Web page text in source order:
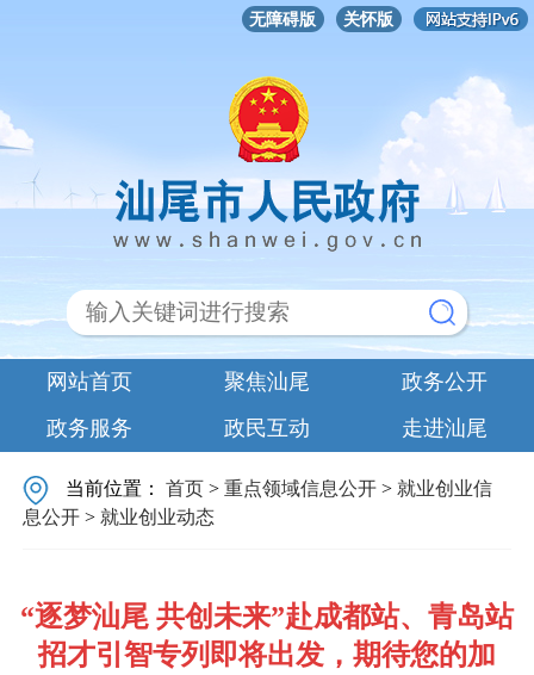
无障碍版 关怀版
网站首页 聚焦汕尾
政务公开
政务服务
政民互动 走进汕尾
当前位置：首页 >重点领域信息公开 > 就业创业信
息公开 > 就业创业动态
“逐梦汕尾 共创未来”赴成都站、青岛站
招才引智专列即将出发，期待您的加